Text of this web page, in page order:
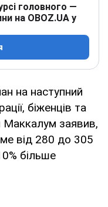
головного —
на OBOZ.UA у
на наступний
біженців та
заявив,
від 280 до 305
більше